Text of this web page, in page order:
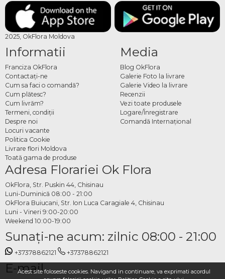
Acest site foloseste cookies. Navigand in continuare, va exprimati acordul
2025, OkFlora Moldova
Informatii
Franciza OkFlora
Contactaţi-ne
Cum sa faci o comandă?
Cum plătesc?
Cum livrăm?
Termeni, condiţii
Despre noi
Locuri vacante
Politica Cookie
Livrare flori Moldova
Toată gama de produse
Media
Blog OkFlora
Galerie Foto la livrare
Galerie Video la livrare
Recenzii
Vezi toate produsele
Logare/Înregistrare
Comandă Internațional
Adresa Florariei Ok Flora
OkFlora, Str. Puskin 44, Chisinau
Luni-Duminică 08:00 - 21:00
OkFlora Buiucani, Str. Ion Luca Caragiale 4, Chisinau
Luni - Vineri 9:00-20:00
Weekend 10:00-19:00
Sunaţi-ne acum: zilnic 08:00 - 21:00
+37378862121 +37378862121
E-mail